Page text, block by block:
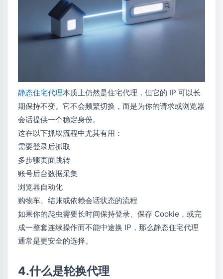
静态住宅代理本质上仍然是住宅代理，但它的 IP 可以长
期保持不变。它不会频繁切换，而是为你的请求或浏览器
会话提供一个稳定身份。
这在以下抓取流程中尤其有用：
需要登录后抓取
多步骤页面跳转
账号后台数据采集
浏览器自动化
购物车、结账或依赖会话状态的流程
如果你的爬虫需要长时间保持登录、保存 Cookie，或完
成一整套连续操作而不能中途换 IP，那么静态住宅代理
通常是更安全的选择。
4.什么是轮换代理